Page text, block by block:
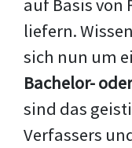
auf Basis von
liefern.
sich nun um
Bachelor-
sind das
Verfassers